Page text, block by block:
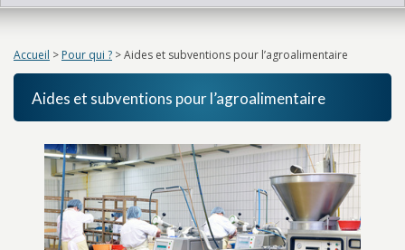
Accueil > Pour qui ? >Aides et subventions pour l’agroalimentaire
Aides et subventions pour l’agroalimentaire